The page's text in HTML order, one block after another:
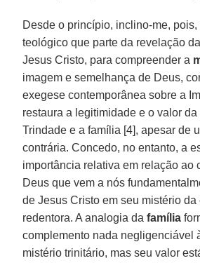
Desde o princípio, inclino-me,
teológico que parte da revelação
Jesus Cristo, para compreender a
imagem e semelhança de Deus,
exegese contemporânea sobre a
restaura a legitimidade e o valor
Trindade e a família [4], apesar de
contrária. Concedo, no entanto, a
importância relativa em relação ao
Deus que vem a nós
de Jesus Cristo em seu mistério
redentora. A analogia da família
complemento nada negligenciável
mistério trinitário, mas seu valor